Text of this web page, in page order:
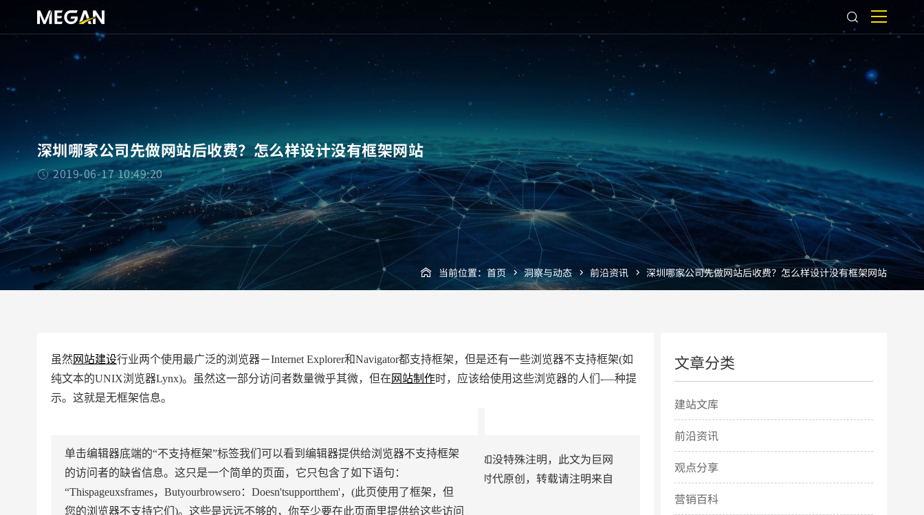
深圳哪家公司先做网站后收费？怎么样设计没有框架网站
2019-06-17 10:49:20
当前位置：首页 洞察与动态 前沿资讯 深圳哪家公司先做网站后收费？怎么样设计没有框架网站
虽然网站建设行业两个使用最广泛的浏览器－Internet Explorer和Navigator都支持框架，但是还有一些浏览器不支持框架(如
纯文本的UNIX浏览器Lynx)。虽然这一部分访问者数量微乎其微，但在 网站制作时，应该给使用这些浏览器的人们-—种提
示。这就是无框架信息。
单击编辑器底端的“不支持框架”标签我们可以看到编辑器提供给浏览器不支持框架
的访问者的缺省信息。这只是一个简单的页面，它只包含了如下语句：
“Thispageuxsframes，Butyourbrowsero：Doesn'tsupportthem'，(此页使用了框架，但
您的浏览器不支持它们)。这些是远远不够的，你至少要在此页面里提供给这些访问
如没特殊注明，此文为巨网
时代原创，转载请注明来自
文章分类
建站文库
前沿资讯
观点分享
营销百科